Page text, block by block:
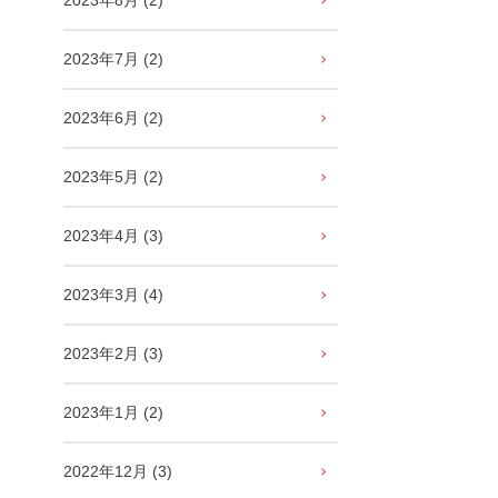
2023年7月 (2)
2023年6月 (2)
2023年5月 (2)
2023年4月 (3)
2023年3月 (4)
2023年2月 (3)
2023年1月 (2)
2022年12月 (3)